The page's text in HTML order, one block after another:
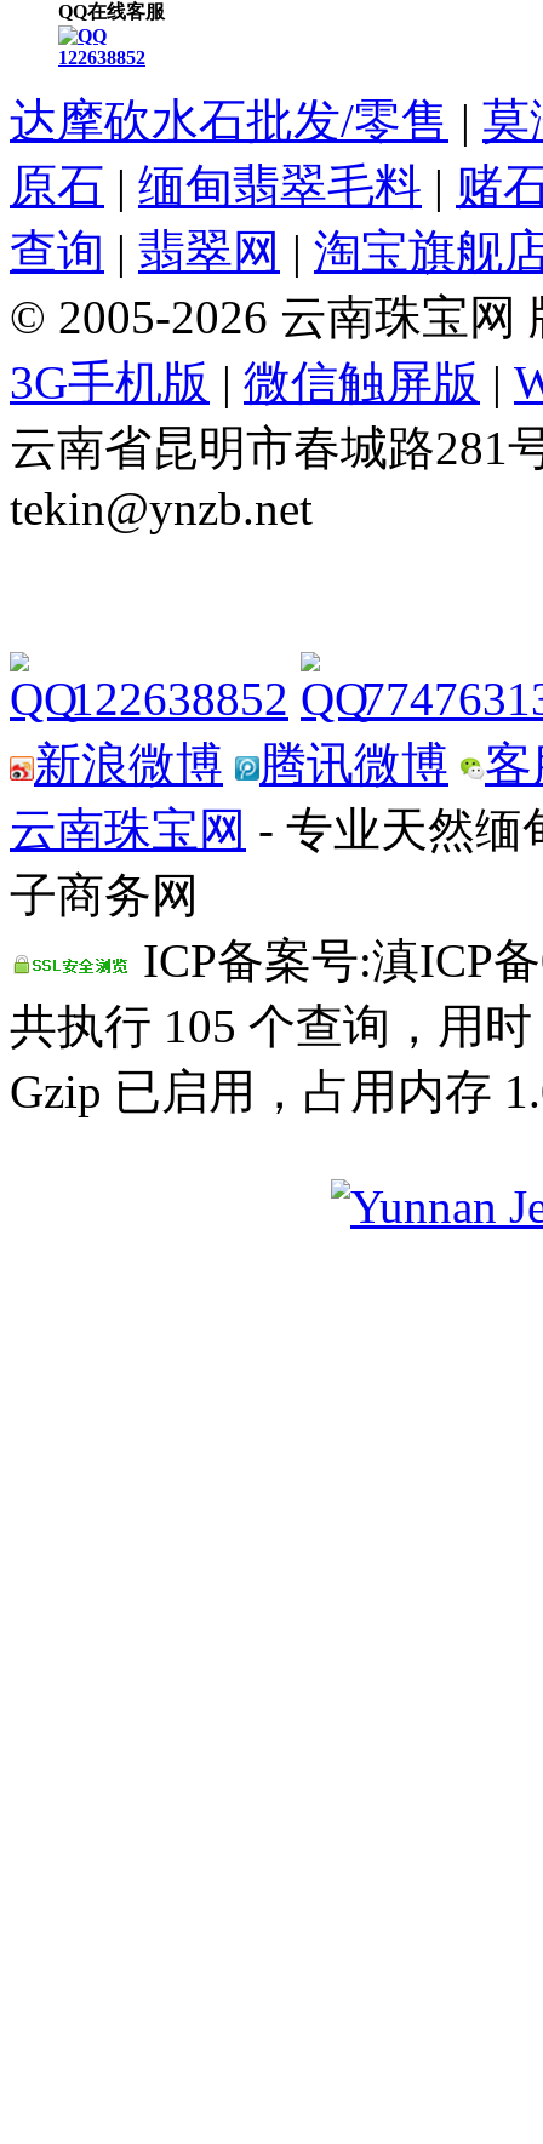
QQ在线客服
122638852
达摩砍水石批发/零售 | 莫
原石 | 缅甸翡翠毛料 | 赌
查询 | 翡翠网 | 淘宝旗舰
© 2005-2026 云南珠宝网
3G手机版 | 微信触屏版 |
云南省昆明市春城路281
tekin@ynzb.net
122638852
新浪微博
腾讯微博
云南珠宝网 - 专业天然缅
子商务网
ICP备案号:滇ICP
共执行 105 个查询，用
Gzip 已启用，占用内存